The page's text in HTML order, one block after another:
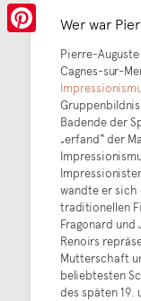
Wer war
Pierre-Auguste
Cagnes-sur-
Badende der
„erfand“ der
wandte er sich
traditionellen
Fragonard und
Renoirs
Mutterschaft
beliebtesten
des späten 19.
Twitter